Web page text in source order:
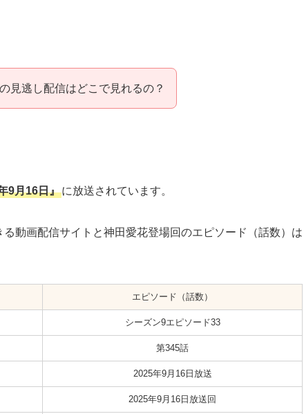
見逃し配信はどこで見れるの？
9月16日』に放送されています。
動画配信サイトと神田愛花登場回のエピソード（話数）は
エピソード（話数）
シーズン9エピソード33
第345話
2025年9月16日放送
2025年9月16日放送回